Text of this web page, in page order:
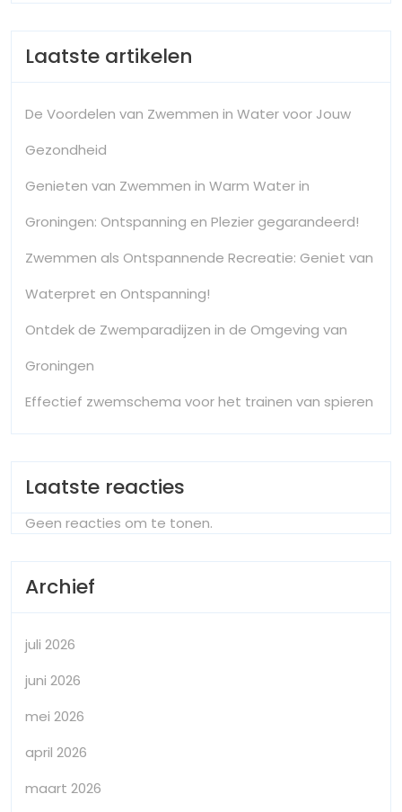
Laatste artikelen
De Voordelen van Zwemmen in Water voor Jouw
Gezondheid
Genieten van Zwemmen in Warm Water in
Groningen: Ontspanning en Plezier gegarandeerd!
Zwemmen als Ontspannende Recreatie: Geniet van
Waterpret en Ontspanning!
Ontdek de Zwemparadijzen in de Omgeving van
Groningen
Effectief zwemschema voor het trainen van spieren
Laatste reacties
Geen reacties om te tonen.
Archief
juli 2026
juni 2026
mei 2026
april 2026
maart 2026